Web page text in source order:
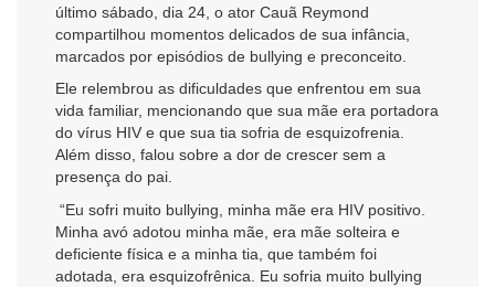
último sábado, dia 24, o ator Cauã Reymond
compartilhou momentos delicados de sua infância,
marcados por episódios de bullying e preconceito.
Ele relembrou as dificuldades que enfrentou em sua
vida familiar, mencionando que sua mãe era portadora
do vírus HIV e que sua tia sofria de esquizofrenia.
Além disso, falou sobre a dor de crescer sem a
presença do pai.
“Eu sofri muito bullying, minha mãe era HIV positivo.
Minha avó adotou minha mãe, era mãe solteira e
deficiente física e a minha tia, que também foi
adotada, era esquizofrênica. Eu sofria muito bullying